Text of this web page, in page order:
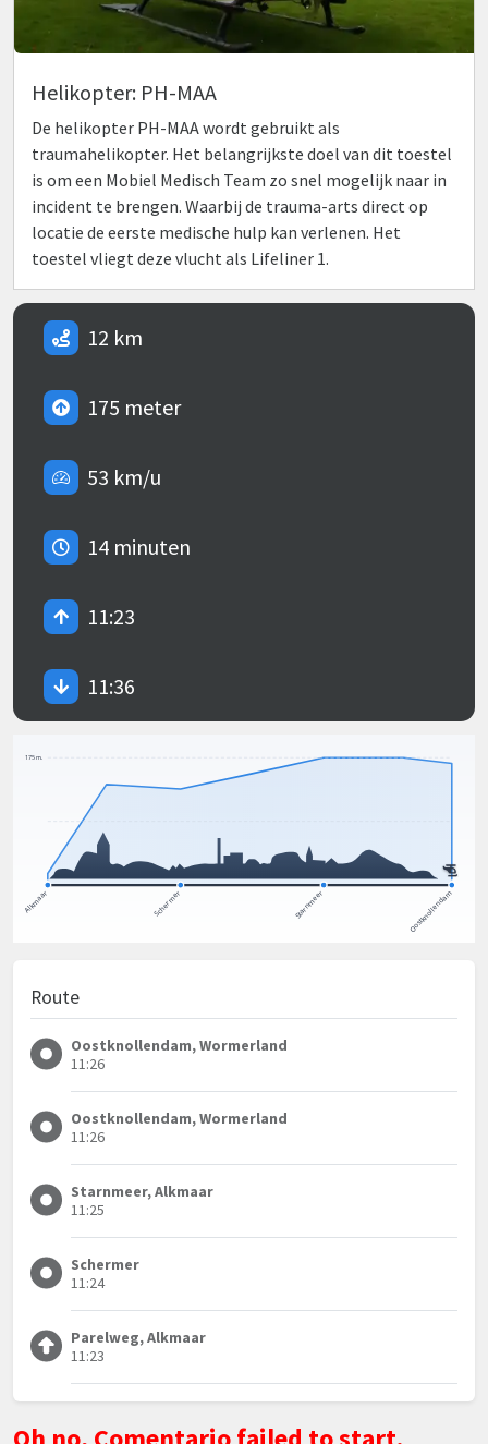
Helikopter: PH-MAA
De helikopter PH-MAA wordt gebruikt als
traumahelikopter. Het belangrijkste doel van dit toestel
is om een Mobiel Medisch Team zo snel mogelijk naar in
incident te brengen. Waarbij de trauma-arts direct op
locatie de eerste medische hulp kan verlenen. Het
toestel vliegt deze vlucht als Lifeliner 1.
12 km
175 meter
53 km/u
14 minuten
11:23
11:36
Route
Oostknollendam, Wormerland
11:26
Oostknollendam, Wormerland
11:26
Starnmeer, Alkmaar
11:25
Schermer
11:24
Parelweg, Alkmaar
11:23